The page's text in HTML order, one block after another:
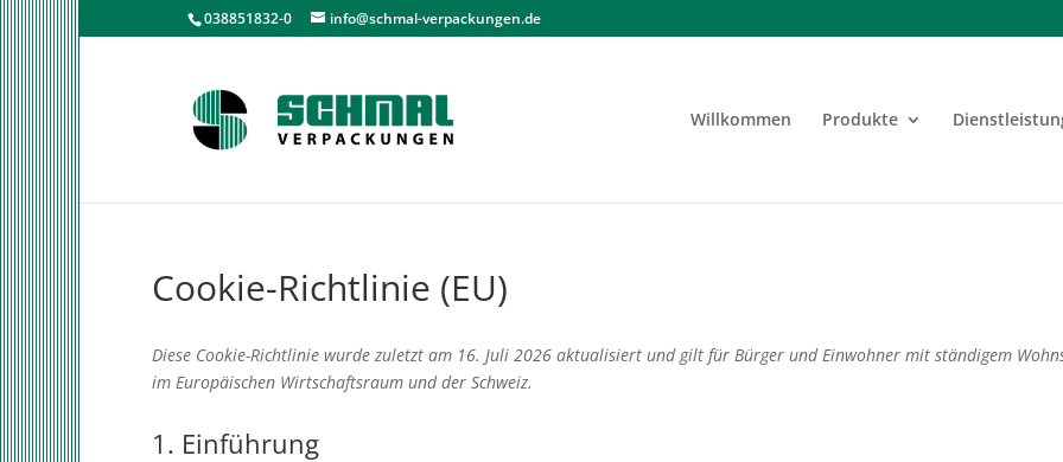
038851832-0 info@schmal-verpackungen.de
Willkommen Produkte
Cookie-Richtlinie (EU)
Diese Cookie-Richtlinie wurde zuletzt am 16. Juli 2026 aktualisiert und gilt für Bürger und Einwohner mit ständigem
im Europäischen Wirtschaftsraum und der Schweiz.
1. Einführung